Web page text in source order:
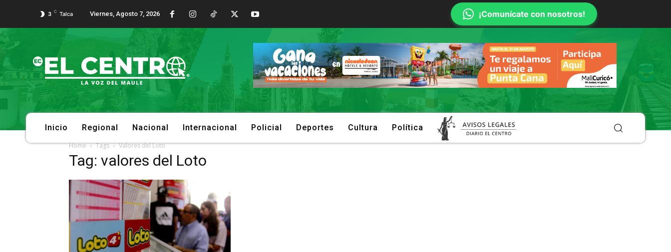
3 C Talca Viernes, Agosto 7, 2026 ¡Comunícate con nosotros!
Inicio Regional Nacional Internacional Policial Deportes Cultura Política
Home Tags Valores del Loto
Tag: valores del Loto